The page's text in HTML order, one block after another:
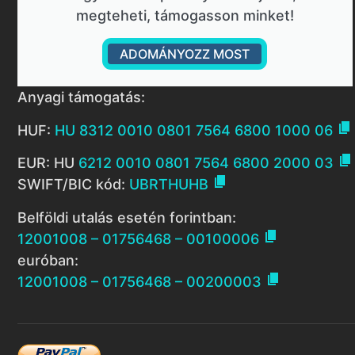
megteheti, támogasson minket!
ADOMÁNYOZZ MOST
Anyagi támogatás:
HUF: HU 8312 0010 0801 7564 6800 1000 06 
EUR: HU 6212 0010 0801 7564 6800 2000 03 
SWIFT/BIC kód: UBRTHUHB 
Belföldi utalás esetén forintban:
12001008 – 01756468 – 00100006 
euróban:
12001008 – 01756468 – 00200003 